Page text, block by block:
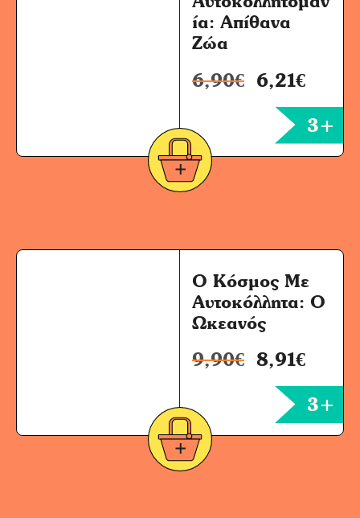
ία: Απίθανα
Ζώα
6,90€ 6,21€
3+
Ο Κόσμος Με
Αυτοκόλλητα: Ο
Ωκεανός
9,90€ 8,91€
3+